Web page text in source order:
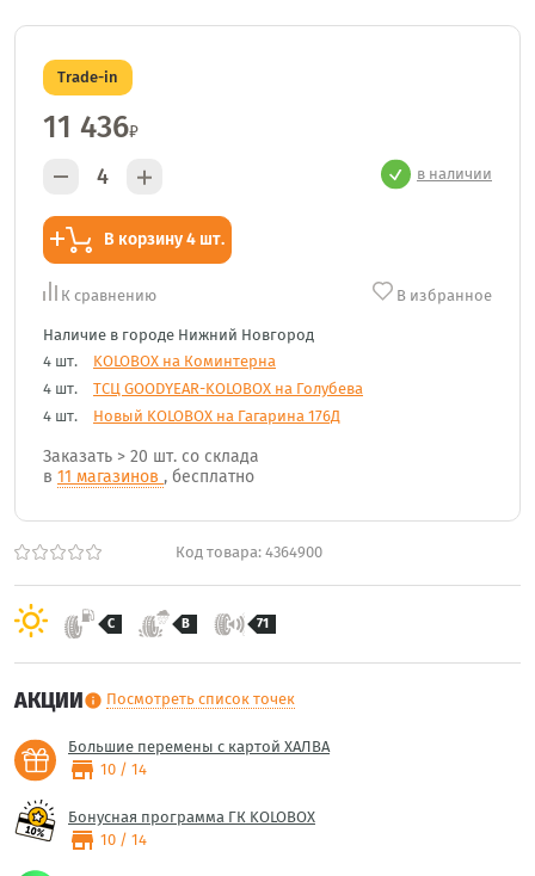
Код товара: 4364900
C B 71
АКЦИИinfo Посмотреть список точек
Большие перемены с картой ХАЛВА
store 10 / 14
Бонусная программа ГК KOLOBOX
store 10 / 14
Trade-in
11 436₽
в наличии
В корзину 4 шт.
К сравнению В избранное
Наличие в городе Нижний Новгород
4 шт.
KOLOBOX на Коминтерна
4 шт.
ТСЦ GOODYEAR-KOLOBOX на Голубева
4 шт.
Новый KOLOBOX на Гагарина 176Д
Заказать > 20 шт. со склада
в 11 магазинов , бесплатно